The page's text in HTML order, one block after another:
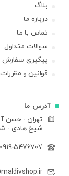
بلاگ
درباره ما
تماس با ما
سوالات متداول
پیگیری سفارش
قوانین و مقررات
آدرس ما
تهران - حسن
شیخ هادی -
0919-5476707